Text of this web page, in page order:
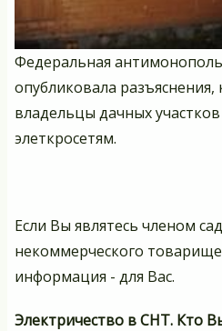
Федеральная
опубликовала
владельцы дачных
элеткросетям.
Если Вы являтесь членом
некоммерческого
информация - для Вас.
Электричество в СНТ. Кто